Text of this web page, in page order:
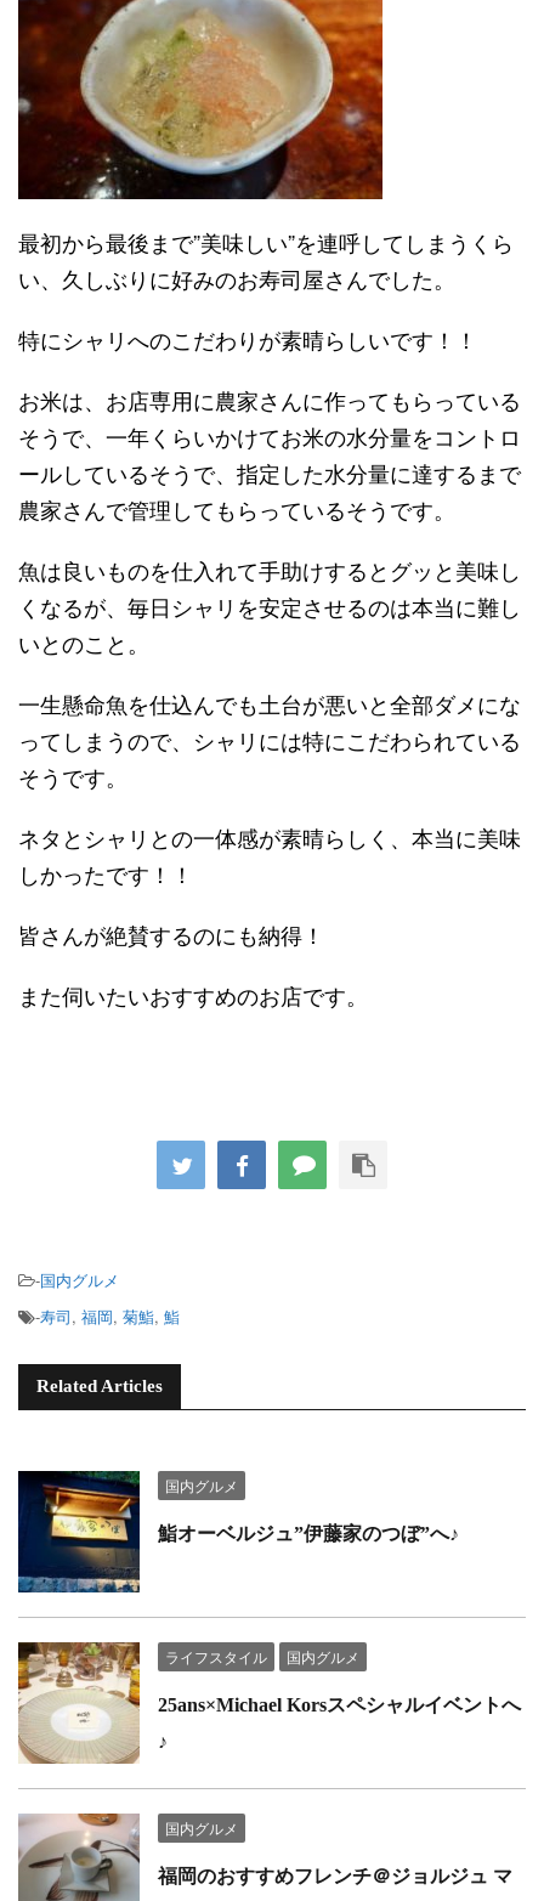
最初から最後まで”美味しい”を連呼してしまうくら
い、久しぶりに好みのお寿司屋さんでした。
特にシャリへのこだわりが素晴らしいです！！
お米は、お店専用に農家さんに作ってもらっている
そうで、一年くらいかけてお米の水分量をコントロ
ールしているそうで、指定した水分量に達するまで
農家さんで管理してもらっているそうです。
魚は良いものを仕入れて手助けするとグッと美味し
くなるが、毎日シャリを安定させるのは本当に難し
いとのこと。
一生懸命魚を仕込んでも土台が悪いと全部ダメにな
ってしまうので、シャリには特にこだわられている
そうです。
ネタとシャリとの一体感が素晴らしく、本当に美味
しかったです！！
皆さんが絶賛するのにも納得！
また伺いたいおすすめのお店です。
-国内グルメ
-寿司, 福岡, 菊鮨, 鮨
Related Articles
国内グルメ
鮨オーベルジュ”伊藤家のつぼ”へ♪
ライフスタイル 国内グルメ
25ans×Michael Korsスペシャルイベントへ
♪
国内グルメ
福岡のおすすめフレンチ＠ジョルジュ マ